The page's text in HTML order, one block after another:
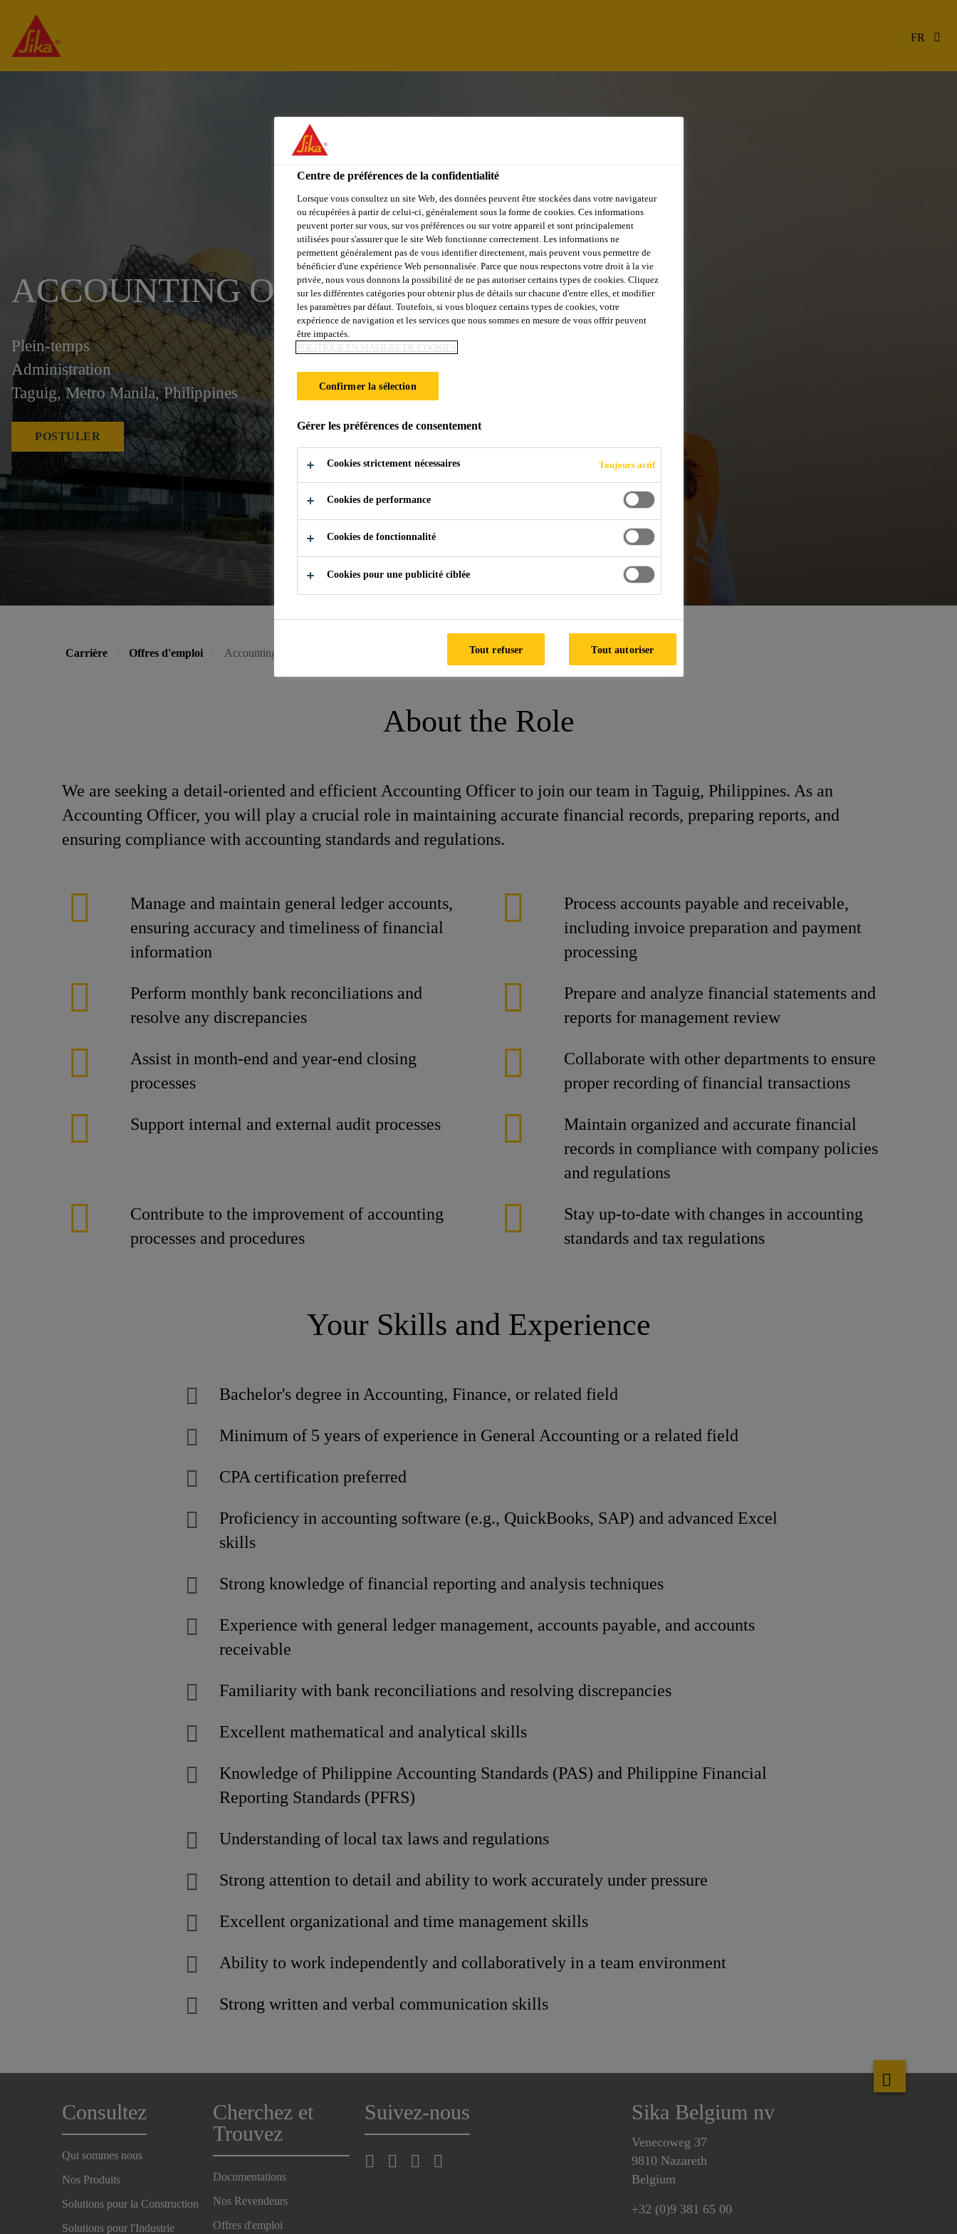
FR
ACCOUNTING OFFICER
Plein-temps
Administration
Taguig, Metro Manila, Philippines
POSTULER
Carrière Offres d'emploi Accounting Officer
About the Role
We are seeking a detail-oriented and efficient Accounting Officer to join our team in Taguig, Philippines. As an
Accounting Officer, you will play a crucial role in maintaining accurate financial records, preparing reports, and
ensuring compliance with accounting standards and regulations.
Manage and maintain general ledger accounts,
ensuring accuracy and timeliness of financial
information
Process accounts payable and receivable,
including invoice preparation and payment
processing
Perform monthly bank reconciliations and
resolve any discrepancies
Prepare and analyze financial statements and
reports for management review
Assist in month-end and year-end closing
processes
Collaborate with other departments to ensure
proper recording of financial transactions
Support internal and external audit processes
Maintain organized and accurate financial
records in compliance with company policies
and regulations
Contribute to the improvement of accounting
processes and procedures
Stay up-to-date with changes in accounting
standards and tax regulations
Your Skills and Experience
Bachelor's degree in Accounting, Finance, or related field
Minimum of 5 years of experience in General Accounting or a related field
CPA certification preferred
Proficiency in accounting software (e.g., QuickBooks, SAP) and advanced Excel
skills
Strong knowledge of financial reporting and analysis techniques
Experience with general ledger management, accounts payable, and accounts
receivable
Familiarity with bank reconciliations and resolving discrepancies
Excellent mathematical and analytical skills
Knowledge of Philippine Accounting Standards (PAS) and Philippine Financial
Reporting Standards (PFRS)
Understanding of local tax laws and regulations
Strong attention to detail and ability to work accurately under pressure
Excellent organizational and time management skills
Ability to work independently and collaboratively in a team environment
Strong written and verbal communication skills
Consultez
Qui sommes nous
Nos Produits
Solutions pour la Construction
Solutions pour l'Industrie
Cherchez et
Trouvez
Documentations
Nos Revendeurs
Offres d'emploi
Suivez-nous Sika Belgium nv
Venecoweg 37
9810 Nazareth
Belgium
+32 (0)9 381 65 00
Centre de préférences de la confidentialité
Lorsque vous consultez un site Web, des données peuvent être stockées dans votre navigateur
ou récupérées à partir de celui-ci, généralement sous la forme de cookies. Ces informations
peuvent porter sur vous, sur vos préférences ou sur votre appareil et sont principalement
utilisées pour s'assurer que le site Web fonctionne correctement. Les informations ne
permettent généralement pas de vous identifier directement, mais peuvent vous permettre de
bénéficier d'une expérience Web personnalisée. Parce que nous respectons votre droit à la vie
privée, nous vous donnons la possibilité de ne pas autoriser certains types de cookies. Cliquez
sur les différentes catégories pour obtenir plus de détails sur chacune d'entre elles, et modifier
les paramètres par défaut. Toutefois, si vous bloquez certains types de cookies, votre
expérience de navigation et les services que nous sommes en mesure de vous offrir peuvent
être impactés.
POLITIQUE EN MATIÈRE DE COOKIES
Confirmer la sélection
Gérer les préférences de consentement
Cookies strictement nécessaires Toujours actif
Cookies de performance
Cookies de fonctionnalité
Cookies pour une publicité ciblée
Tout refuser Tout autoriser